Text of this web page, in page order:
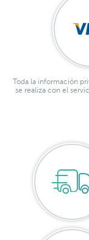
Toda la información
se realiza con el